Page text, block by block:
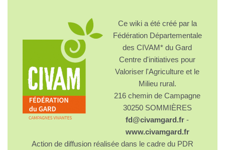
Ce wiki a été créé par la
Fédération Départementale
des CIVAM* du Gard
Centre d'initiatives pour
Valoriser l'Agriculture et le
Milieu rural.
216 chemin de Campagne
30250 SOMMIÈRES
fd@civamgard.fr -
www.civamgard.fr
Action de diffusion réalisée dans le cadre du PDR